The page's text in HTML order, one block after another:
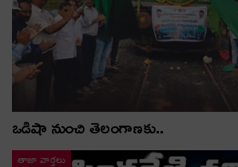
ఒడిషా నుంచి తెలంగాణ‌కు..
తాజా వార్తలు